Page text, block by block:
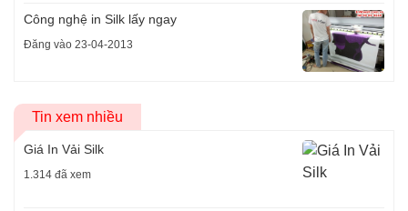
Công nghệ in Silk lấy ngay
Đăng vào 23-04-2013
Tin xem nhiều
Giá In Vải Silk
1.314 đã xem